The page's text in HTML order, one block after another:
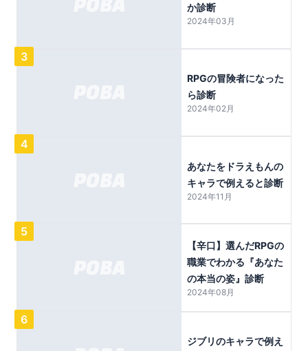
か診断
2024年03月
3
RPGの冒険者になった
ら診断
2024年02月
4
あなたをドラえもんの
キャラで例えると診断
2024年11月
5
【辛口】選んだRPGの
職業でわかる『あなた
の本当の姿』診断
2024年08月
6
ジブリのキャラで例え